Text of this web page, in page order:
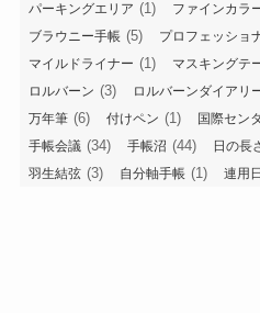
パーキングエリア (1) ファインカラ
ブラウニー手帳 (5) プロフェッショ
マイルドライナー (1) マスキングテ
ロルバーン (3) ロルバーンダイアリ
万年筆 (6) 付けペン (1) 国際セン
手帳会議 (34) 手帳沼 (44) 日の長
羽生結弦 (3) 自分軸手帳 (1) 連用